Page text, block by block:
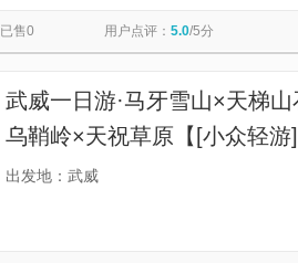
已售0 用户点评： 5.0/5分
武威一日游·马牙雪山×天梯
乌鞘岭×天祝草原【[小众轻游
行，翻越乌鞘岭慢赏山野，旅
出发地：武威